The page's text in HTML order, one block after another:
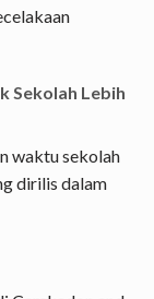
Sekolah Lebih
waktu sekolah
dirilis dalam